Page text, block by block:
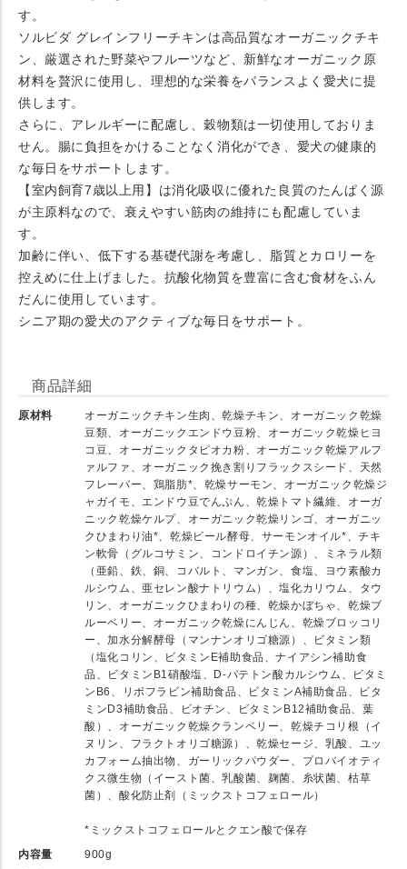
す。
ソルビダ グレインフリーチキンは高品質なオーガニックチキ
ン、厳選された野菜やフルーツなど、新鮮なオーガニック原
材料を贅沢に使用し、理想的な栄養をバランスよく愛犬に提
供します。
さらに、アレルギーに配慮し、穀物類は一切使用しておりま
せん。腸に負担をかけることなく消化ができ、愛犬の健康的
な毎日をサポートします。
【室内飼育7歳以上用】は消化吸収に優れた良質のたんぱく源
が主原料なので、衰えやすい筋肉の維持にも配慮していま
す。
加齢に伴い、低下する基礎代謝を考慮し、脂質とカロリーを
控えめに仕上げました。抗酸化物質を豊富に含む食材をふん
だんに使用しています。
シニア期の愛犬のアクティブな毎日をサポート。
商品詳細
原材料
オーガニックチキン生肉、乾燥チキン、オーガニック乾燥
豆類、オーガニックエンドウ豆粉、オーガニック乾燥ヒヨ
コ豆、オーガニックタピオカ粉、オーガニック乾燥アルフ
ァルファ、オーガニック挽き割りフラックスシード、天然
フレーバー、鶏脂肪*、乾燥サーモン、オーガニック乾燥ジ
ャガイモ、エンドウ豆でんぷん、乾燥トマト繊維、オーガ
ニック乾燥ケルプ、オーガニック乾燥リンゴ、オーガニッ
クひまわり油*、乾燥ビール酵母、サーモンオイル*、チキ
ン軟骨（グルコサミン、コンドロイチン源）、ミネラル類
（亜鉛、鉄、銅、コバルト、マンガン、食塩、ヨウ素酸カ
ルシウム、亜セレン酸ナトリウム）、塩化カリウム、タウ
リン、オーガニックひまわりの種、乾燥かぼちゃ、乾燥ブ
ルーベリー、オーガニック乾燥にんじん、乾燥ブロッコリ
ー、加水分解酵母（マンナンオリゴ糖源）、ビタミン類
（塩化コリン、ビタミンE補助食品、ナイアシン補助食
品、ビタミンB1硝酸塩、D-パテトン酸カルシウム、ビタミ
ンB6、リボフラビン補助食品、ビタミンA補助食品、ビタ
ミンD3補助食品、ビオチン、ビタミンB12補助食品、葉
酸）、オーガニック乾燥クランベリー、乾燥チコリ根（イ
ヌリン、フラクトオリゴ糖源）、乾燥セージ、乳酸、ユッ
カフォーム抽出物、ガーリックパウダー、プロバイオティ
クス微生物（イースト菌、乳酸菌、麹菌、糸状菌、枯草
菌）、酸化防止剤（ミックストコフェロール）
*ミックストコフェロールとクエン酸で保存
内容量
900g